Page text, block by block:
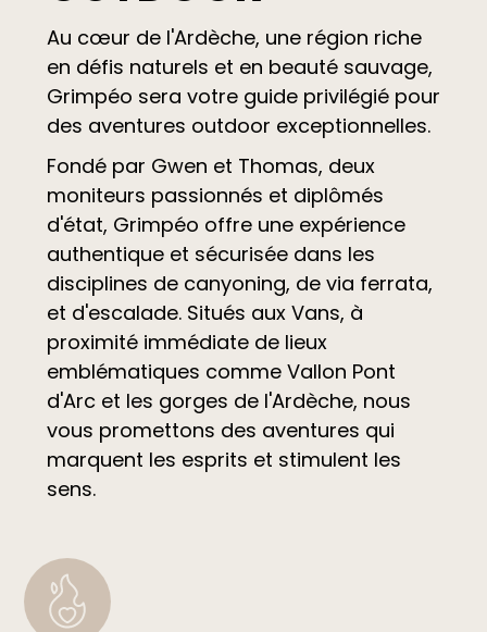
Au cœur de l'Ardèche, une région riche
en défis naturels et en beauté sauvage,
Grimpéo sera votre guide privilégié pour
des aventures outdoor exceptionnelles.
Fondé par Gwen et Thomas, deux
moniteurs passionnés et diplômés
d'état, Grimpéo offre une expérience
authentique et sécurisée dans les
disciplines de canyoning, de via ferrata,
et d'escalade. Situés aux Vans, à
proximité immédiate de lieux
emblématiques comme Vallon Pont
d'Arc et les gorges de l'Ardèche, nous
vous promettons des aventures qui
marquent les esprits et stimulent les
sens.